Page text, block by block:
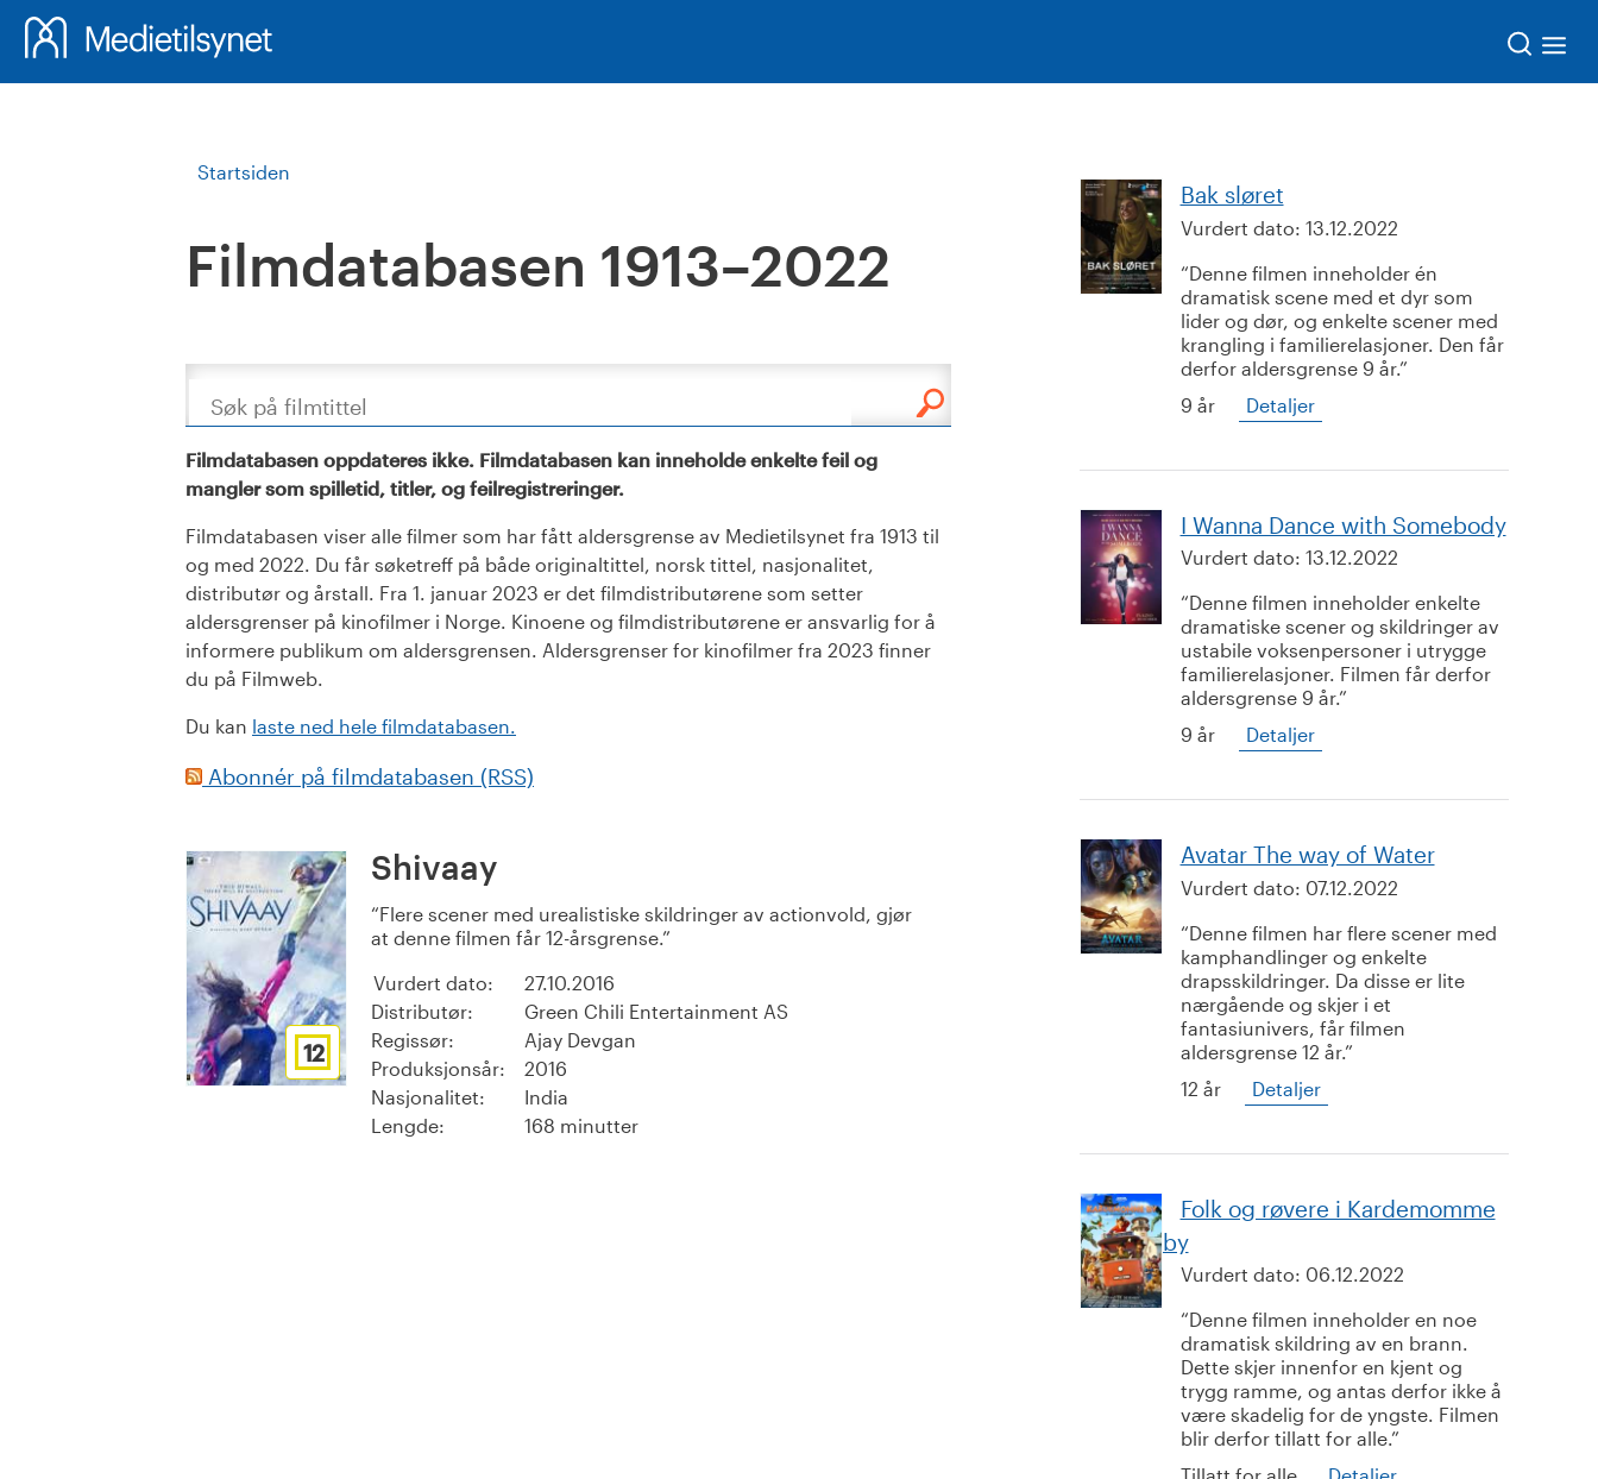
Startsiden
Filmdatabasen 1913–2022
Søk
Filmdatabasen oppdateres ikke. Filmdatabasen kan inneholde enkelte feil og
mangler som spilletid, titler, og feilregistreringer.
Filmdatabasen viser alle filmer som har fått aldersgrense av Medietilsynet fra 1913 til
og med 2022. Du får søketreff på både originaltittel, norsk tittel, nasjonalitet,
distributør og årstall. Fra 1. januar 2023 er det filmdistributørene som setter
aldersgrenser på kinofilmer i Norge. Kinoene og filmdistributørene er ansvarlig for å
informere publikum om aldersgrensen. Aldersgrenser for kinofilmer fra 2023 finner
du på Filmweb.
Du kan laste ned hele filmdatabasen.
Abonnér på filmdatabasen (RSS)
12
Shivaay
Flere scener med urealistiske skildringer av actionvold, gjør
at denne filmen får 12-årsgrense.
Vurdert dato:
27.10.2016
Distributør:
Green Chili Entertainment AS
Regissør:
Ajay Devgan
Produksjonsår:
2016
Nasjonalitet:
India
Lengde:
168 minutter
Bak sløret
Vurdert dato: 13.12.2022
Denne filmen inneholder én
dramatisk scene med et dyr som
lider og dør, og enkelte scener med
krangling i familierelasjoner. Den får
derfor aldersgrense 9 år.
9 år
Detaljer
I Wanna Dance with Somebody
Vurdert dato: 13.12.2022
Denne filmen inneholder enkelte
dramatiske scener og skildringer av
ustabile voksenpersoner i utrygge
familierelasjoner. Filmen får derfor
aldersgrense 9 år.
9 år
Detaljer
Avatar The way of Water
Vurdert dato: 07.12.2022
Denne filmen har flere scener med
kamphandlinger og enkelte
drapsskildringer. Da disse er lite
nærgående og skjer i et
fantasiunivers, får filmen
aldersgrense 12 år.
12 år
Detaljer
Folk og røvere i Kardemomme
by
Vurdert dato: 06.12.2022
Denne filmen inneholder en noe
dramatisk skildring av en brann.
Dette skjer innenfor en kjent og
trygg ramme, og antas derfor ikke å
være skadelig for de yngste. Filmen
blir derfor tillatt for alle.